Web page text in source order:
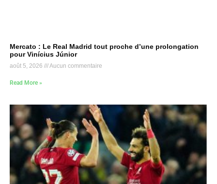
Mercato : Le Real Madrid tout proche d’une prolongation
pour Vinícius Júnior
août 5, 2026 Aucun commentaire
Read More »